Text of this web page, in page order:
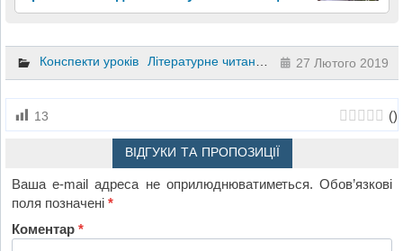
Конспекти уроків Літературне читання 1 клас27 Лютого 2019
13 ()
ВІДГУКИ ТА ПРОПОЗИЦІЇ
Ваша e-mail адреса не оприлюднюватиметься. Обов’язкові
поля позначені*
Коментар*